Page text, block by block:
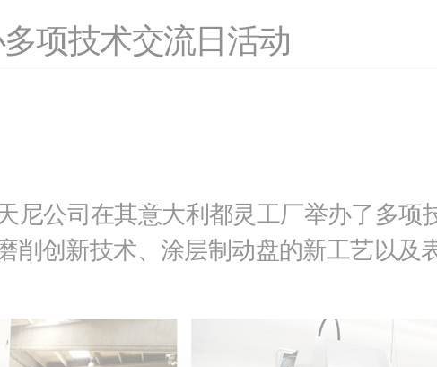
项技术交流日活动
尼公司在其意大利都灵工厂举办了多
削创新技术、涂层制动盘的新工艺以及